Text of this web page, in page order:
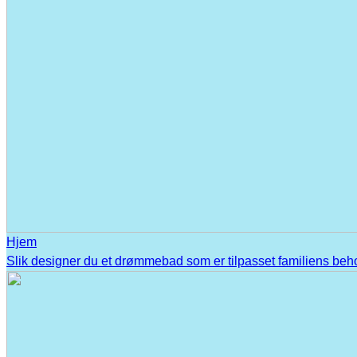
Hjem
Slik designer du et drømmebad som er tilpasset familiens